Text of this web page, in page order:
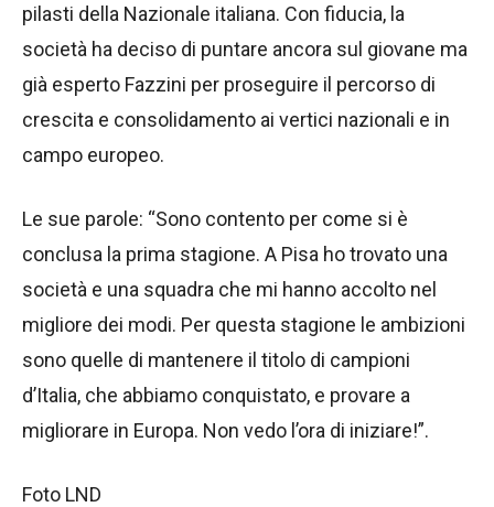
pilasti della Nazionale italiana. Con fiducia, la
società ha deciso di puntare ancora sul giovane ma
già esperto Fazzini per proseguire il percorso di
crescita e consolidamento ai vertici nazionali e in
campo europeo.
Le sue parole: “Sono contento per come si è
conclusa la prima stagione. A Pisa ho trovato una
società e una squadra che mi hanno accolto nel
migliore dei modi. Per questa stagione le ambizioni
sono quelle di mantenere il titolo di campioni
d’Italia, che abbiamo conquistato, e provare a
migliorare in Europa. Non vedo l’ora di iniziare!”.
Foto LND